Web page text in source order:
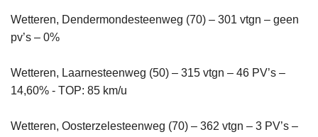
Wetteren, Dendermondesteenweg (70) – 301 vtgn – geen
pv’s – 0%
Wetteren, Laarnesteenweg (50) – 315 vtgn – 46 PV’s –
14,60% - TOP: 85 km/u
Wetteren, Oosterzelesteenweg (70) – 362 vtgn – 3 PV’s –